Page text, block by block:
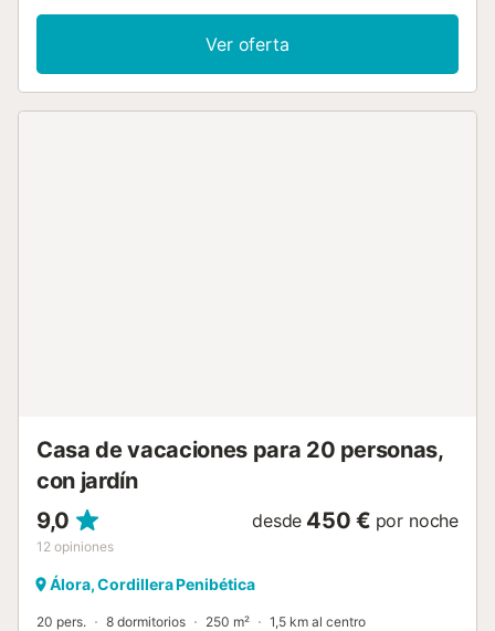
de matrimonio y cuarto de baño privado con bañera
hidromasaje, y una con dos camas individuales, además
de un cuarto de baño con plato de ducha. En el caso de
una reserva de siete personas se pondrá una cama
Ver oferta
Casa de vacaciones para 20 personas,
con jardín
9,0
12 opiniones
desde 450 € por noche
Álora, Cordillera Penibética
20 pers. 8 dormitorios 250 m² 1,5 km al centro